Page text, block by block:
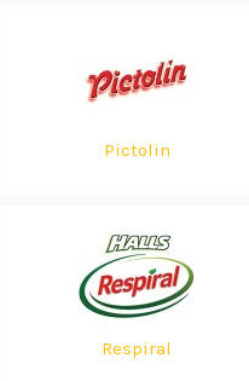
Pictolin
Respiral